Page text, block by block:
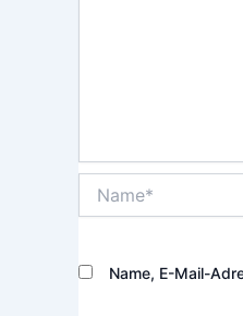
Name, E-Mail-